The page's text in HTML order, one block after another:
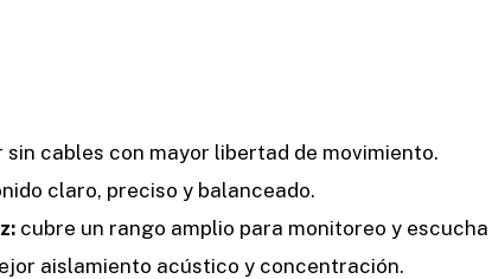
cables con mayor libertad de movimiento.
claro, preciso y balanceado.
cubre un rango amplio para monitoreo y
aislamiento acústico y concentración.